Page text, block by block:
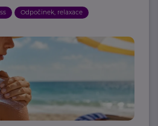
Odpočinek, relaxace